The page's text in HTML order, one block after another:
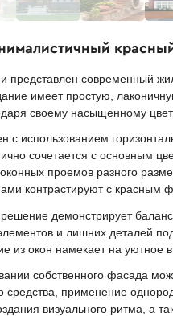
представлен современный
имеет простую,
своему насыщенному
с использованием
сочетается с основным
проемов разного
контрастируют с красным
решение демонстрирует
и лишних деталей
из окон намекает на уютное
собственного фасада
средства, применение
визуального ритма, а